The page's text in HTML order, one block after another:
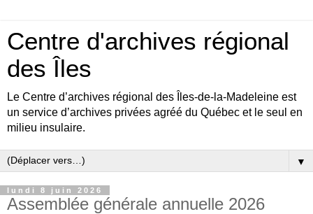
Centre d'archives régional
des Îles
Le Centre d’archives régional des Îles-de-la-Madeleine est
un service d’archives privées agréé du Québec et le seul en
milieu insulaire.
▼
lundi 8 juin 2026
Assemblée générale annuelle 2026